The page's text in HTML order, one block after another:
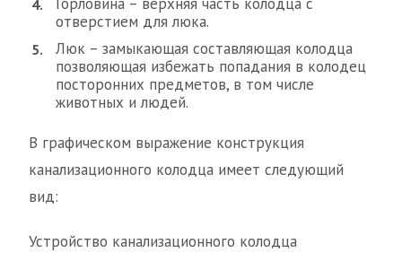
отверстием для люка.
Люк – замыкающая составляющая колодца
позволяющая избежать попадания в колодец
посторонних предметов, в том числе
животных и людей.
В графическом выражение конструкция
канализационного колодца имеет следующий
вид:
Устройство канализационного колодца